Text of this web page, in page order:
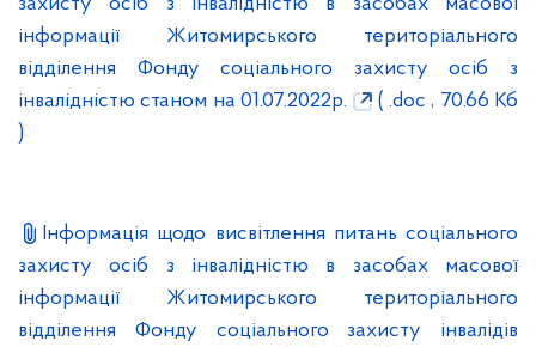
інформації Житомирського територіального
відділення Фонду соціального захисту осіб з
інвалідністю станом на 01.07.2022р.
( .doc , 70.66 Кб
)
Інформація щодо висвітлення питань соціального
захисту осіб з інвалідністю в засобах масової
інформації Житомирського територіального
відділення Фонду соціального захисту інвалідів